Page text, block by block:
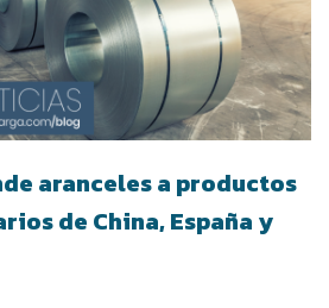
aranceles a productos
de China, España y